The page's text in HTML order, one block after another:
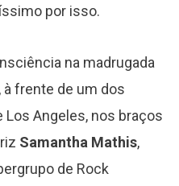
por isso.
na madrugada
à frente de um dos
Angeles, nos braços
Samantha Mathis,
de Rock